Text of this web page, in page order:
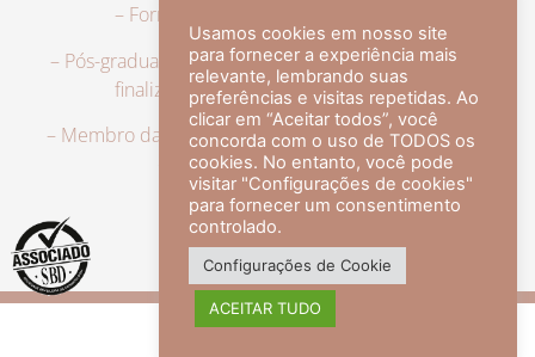
– Formação em Medicina pela UFRJ.
– Pós-graduação em Dermatologia pela UFRJ, tendo
finalizado a especialização em 2007.
– Membro da Sociedade Brasileira de Dermatologia,
com título de especialista.
veja mais +
Usamos cookies em nosso site
para fornecer a experiência mais
relevante, lembrando suas
preferências e visitas repetidas. Ao
clicar em “Aceitar todos”, você
concorda com o uso de TODOS os
cookies. No entanto, você pode
visitar "Configurações de cookies"
para fornecer um consentimento
controlado.
Configurações de Cookie
ACEITAR TUDO